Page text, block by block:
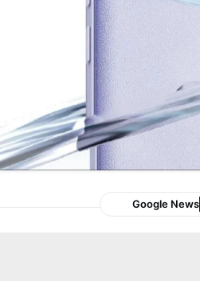
Google News